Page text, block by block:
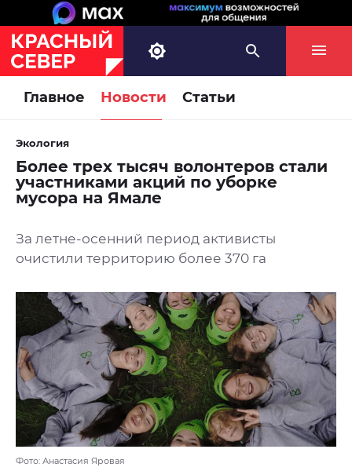
Главное Новости Статьи
Экология
Более трех тысяч волонтеров стали
участниками акций по уборке
мусора на Ямале
За летне-осенний период активисты
очистили территорию более 370 га
Фото: Анастасия Яровая